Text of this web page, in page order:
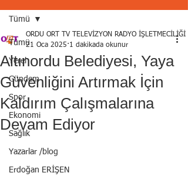
Tümü
Yerel
Gündem
Spor
Ekonomi
Sağlık
Yazarlar /blog
Erdoğan ERİŞEN
Tümü
Altınordu Belediyesi, Yaya
Güvenliğini Artırmak İçin
Kaldırım Çalışmalarına
Devam Ediyor
ORDU ORT TV TELEVİZYON RADYO İŞLETMECİLİĞİ
21 Oca 2025 1 dakikada okunur